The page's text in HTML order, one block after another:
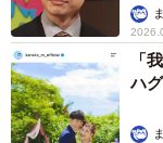
「
ハ